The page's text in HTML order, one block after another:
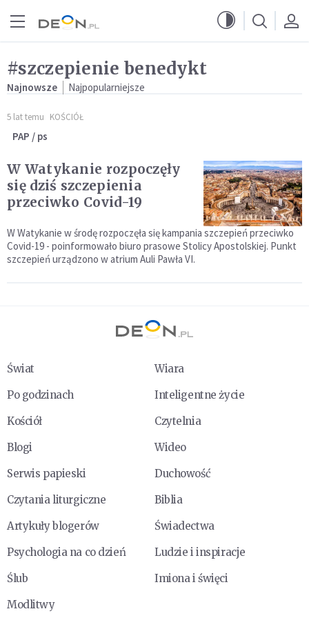
#szczepienie benedykt
Najnowsze Najpopularniejsze
5 lat temu KOŚCIÓŁ
PAP / ps
W Watykanie rozpoczęły
się dziś szczepienia
przeciwko Covid-19
W Watykanie w środę rozpoczęła się kampania szczepień przeciwko
Covid-19 - poinformowało biuro prasowe Stolicy Apostolskiej. Punkt
szczepień urządzono w atrium Auli Pawła VI.
Świat
Wiara
Po godzinach
Inteligentne życie
Kościół
Czytelnia
Blogi
Wideo
Serwis papieski
Duchowość
Czytania liturgiczne
Biblia
Artykuły blogerów
Świadectwa
Psychologia na co dzień
Ludzie i inspiracje
Ślub
Imiona i święci
Modlitwy